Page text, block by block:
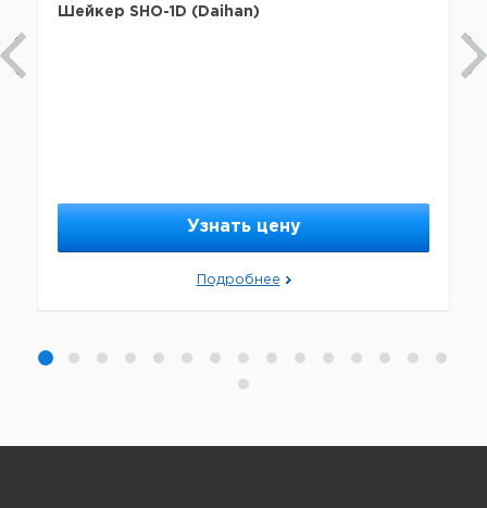
Шейкер SHO-1D (Daihan)
Узнать цену
Подробнее